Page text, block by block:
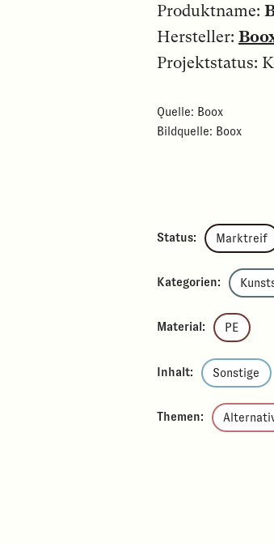
Produktname:
Hersteller:
Projektstatus:
Quelle: Boox
Bildquelle: Boox
Status: Marktreif
Kategorien:
Material: PE
Inhalt: Sonstige
Themen: